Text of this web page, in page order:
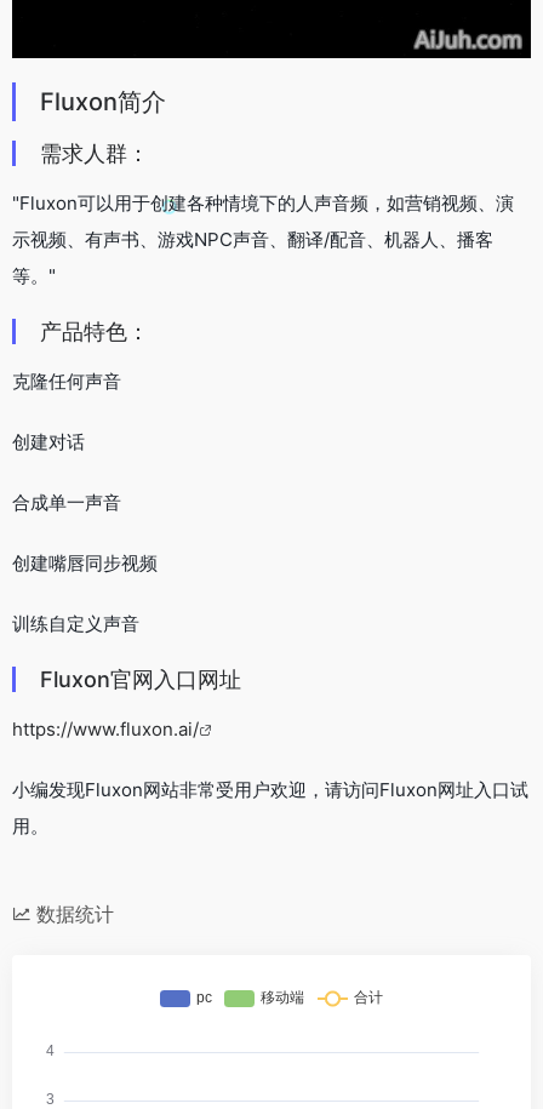
Fluxon简介
需求人群：
"Fluxon可以用于创建各种情境下的人声音频，如营销视频、演
示视频、有声书、游戏NPC声音、翻译/配音、机器人、播客
等。"
产品特色：
克隆任何声音
创建对话
合成单一声音
创建嘴唇同步视频
训练自定义声音
Fluxon官网入口网址
https://www.fluxon.ai/
小编发现Fluxon网站非常受用户欢迎，请访问Fluxon网址入口试
用。
数据统计